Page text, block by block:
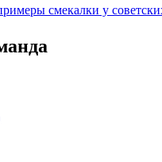
смекалки у